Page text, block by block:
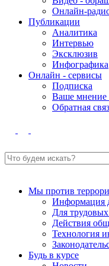
Онлайн-
Публикации
Аналитика
Интервью
Эксклюзив
Инфографика
Онлайн - сервисы
Подписка
Ваше мнение
Обратная
Мы против
Информация
Для
Действия
Технология
Будь в курсе